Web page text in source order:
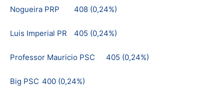
Nogueira PRP 408 (0,24%)
Luis Imperial PR 405 (0,24%)
Professor Mauricio PSC 405 (0,24%)
Big PSC 400 (0,24%)